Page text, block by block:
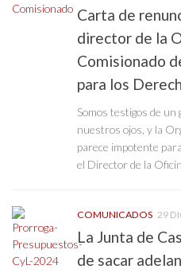
Carta de
director de la
Comisionado
para los
Somos testigos de un
nuestros ojos, y la
parece impotente
el Director de la
COMUNICADOS 29
La Junta de
de sacar